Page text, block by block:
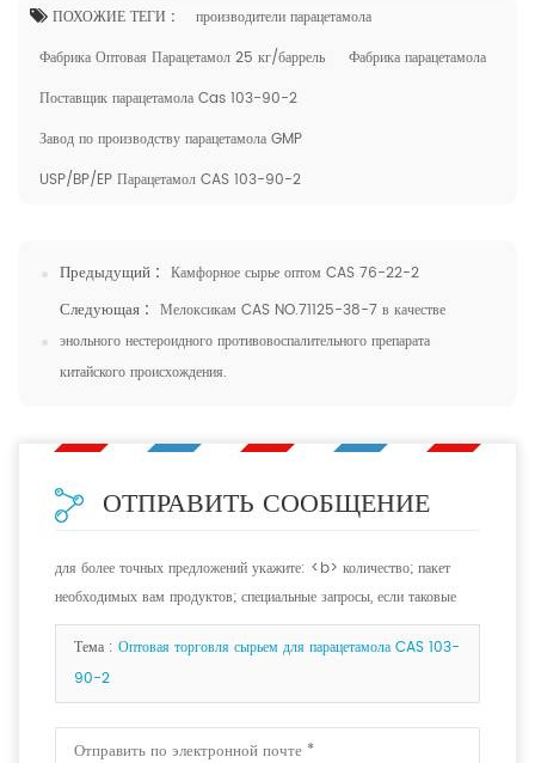
ПОХОЖИЕ ТЕГИ :
производители парацетамола
Фабрика Оптовая Парацетамол 25 кг/баррель
Фабрика парацетамола
Поставщик парацетамола Cas 103-90-2
Завод по производству парацетамола GMP
USP/BP/EP Парацетамол CAS 103-90-2
Предыдущий : Камфорное сырье оптом CAS 76-22-2
Следующая : Мелоксикам CAS NO.71125-38-7 в качестве
энольного нестероидного противовоспалительного препарата
китайского происхождения.
ОТПРАВИТЬ СООБЩЕНИЕ
для более точных предложений укажите: <b> количество; пакет
необходимых вам продуктов; специальные запросы, если таковые
имеются. <b>
Тема : Оптовая торговля сырьем для парацетамола CAS 103-
90-2